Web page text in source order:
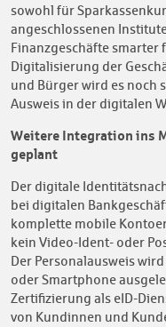
sowohl für
angeschlossenen
Finanzgeschäfte smarter
Digitalisierung der
und Bürger wird es noch
Ausweis in der digitalen
Weitere Integration ins
geplant
Der digitale
bei digitalen
komplette mobile
kein Video-Ident- oder
Der Personalausweis
oder Smartphone
Zertifizierung als eID-
von Kundinnen und